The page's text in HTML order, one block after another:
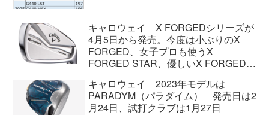
キャロウェイ X FORGEDシリーズが
4月5日から発売。今度は小ぶりのX
FORGED、女子プロも使うX
FORGED STAR、優しいX FORGED
キャロウェイ 2023年モデルは
PARADYM（パラダイム） 発売日は2
月24日、試打クラブは1月27日